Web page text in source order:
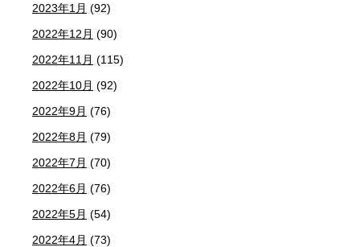
2023年1月 (92)
2022年12月 (90)
2022年11月 (115)
2022年10月 (92)
2022年9月 (76)
2022年8月 (79)
2022年7月 (70)
2022年6月 (76)
2022年5月 (54)
2022年4月 (73)